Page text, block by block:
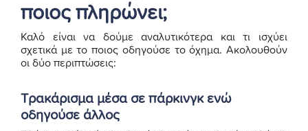
ποιος πληρώνει;
Καλό είναι να δούμε αναλυτικότερα και τι ισχύει
σχετικά με το ποιος οδηγούσε το όχημα. Ακολουθούν
οι δύο περιπτώσεις:
Τρακάρισμα μέσα σε πάρκινγκ ενώ
οδηγούσε άλλος